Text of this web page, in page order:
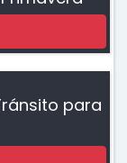
para